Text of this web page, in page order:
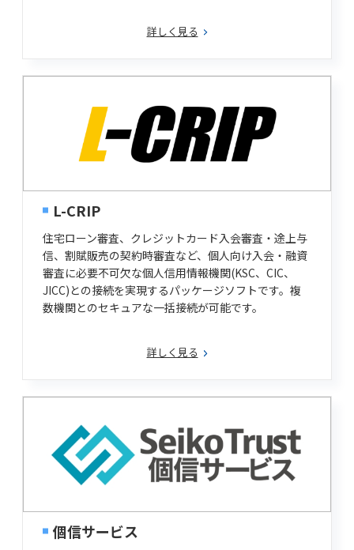
詳しく見る
L-CRIP
住宅ローン審査、クレジットカード入会審査・途上与
信、割賦販売の契約時審査など、個人向け入会・融資
審査に必要不可欠な個人信用情報機関(KSC、CIC、
JICC)との接続を実現するパッケージソフトです。複
数機関とのセキュアな一括接続が可能です。
詳しく見る
個信サービス